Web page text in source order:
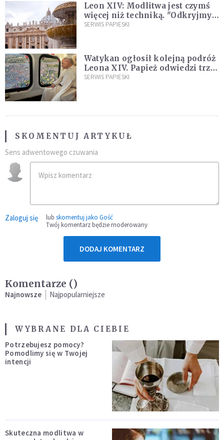
Leon XIV: Modlitwa jest czymś
więcej niż techniką. "Odkryjmy
ją na nowo"
SERWIS PAPIESKI
Watykan ogłosił kolejną podróż
Leona XIV. Papież odwiedzi trzy
kraje Ameryki Południowej
SERWIS PAPIESKI
SKOMENTUJ ARTYKUŁ
Sens adwentowego czuwania
Zaloguj się lub skomentuj jako Gość
Twój komentarz będzie moderowany
DODAJ KOMENTARZ
Komentarze ()
Najnowsze Najpopularniejsze
WYBRANE DLA CIEBIE
Potrzebujesz pomocy?
Pomodlimy się w Twojej
intencji
Skuteczna modlitwa w